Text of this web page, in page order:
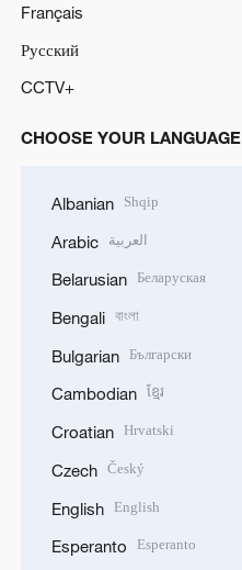
Français
Русский
CCTV+
CHOOSE YOUR LANGUAGE
Albanian Shqip
Arabic العربية
Belarusian Беларуская
Bengali বাংলা
Bulgarian Български
Cambodian ខ្មែរ
Croatian Hrvatski
Czech Český
English English
Esperanto Esperanto